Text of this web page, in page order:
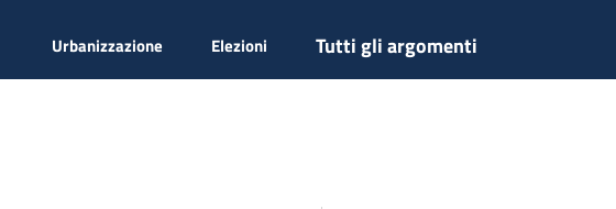
Urbanizzazione Elezioni Tutti gli argomenti